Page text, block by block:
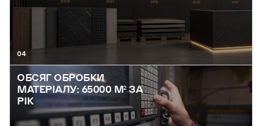
04
ОБСЯГ ОБРОБКИ
МАТЕРІАЛУ: 65000 М² ЗА
РІК